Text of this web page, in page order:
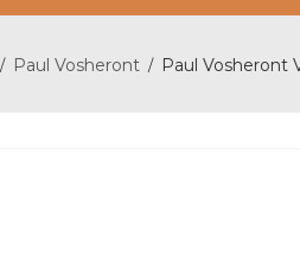
/ Paul Vosheront / Paul Vosheront